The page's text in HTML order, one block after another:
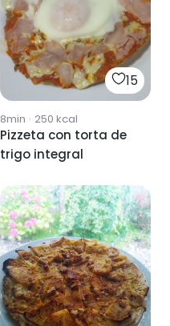
15
8min · 250 kcal
Pizzeta con torta de
trigo integral